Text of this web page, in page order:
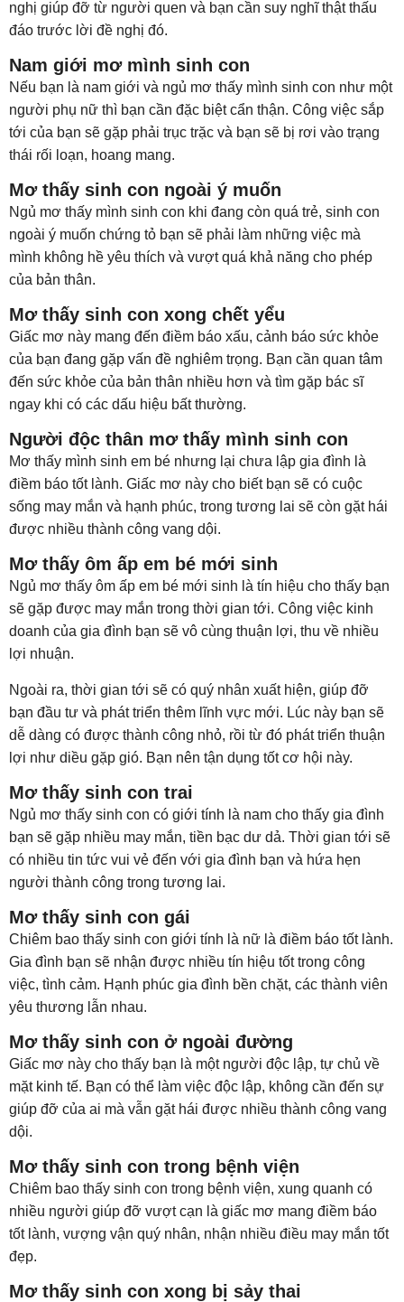
nghị giúp đỡ từ người quen và bạn cần suy nghĩ thật thấu
đáo trước lời đề nghị đó.
Nam giới mơ mình sinh con
Nếu bạn là nam giới và ngủ mơ thấy mình sinh con như một
người phụ nữ thì bạn cần đặc biệt cẩn thận. Công việc sắp
tới của bạn sẽ gặp phải trục trặc và bạn sẽ bị rơi vào trạng
thái rối loạn, hoang mang.
Mơ thấy sinh con ngoài ý muốn
Ngủ mơ thấy mình sinh con khi đang còn quá trẻ, sinh con
ngoài ý muốn chứng tỏ bạn sẽ phải làm những việc mà
mình không hề yêu thích và vượt quá khả năng cho phép
của bản thân.
Mơ thấy sinh con xong chết yểu
Giấc mơ này mang đến điềm báo xấu, cảnh báo sức khỏe
của bạn đang gặp vấn đề nghiêm trọng. Bạn cần quan tâm
đến sức khỏe của bản thân nhiều hơn và tìm gặp bác sĩ
ngay khi có các dấu hiệu bất thường.
Người độc thân mơ thấy mình sinh con
Mơ thấy mình sinh em bé nhưng lại chưa lập gia đình là
điềm báo tốt lành. Giấc mơ này cho biết bạn sẽ có cuộc
sống may mắn và hạnh phúc, trong tương lai sẽ còn gặt hái
được nhiều thành công vang dội.
Mơ thấy ôm ấp em bé mới sinh
Ngủ mơ thấy ôm ấp em bé mới sinh là tín hiệu cho thấy bạn
sẽ gặp được may mắn trong thời gian tới. Công việc kinh
doanh của gia đình bạn sẽ vô cùng thuận lợi, thu về nhiều
lợi nhuận.
Ngoài ra, thời gian tới sẽ có quý nhân xuất hiện, giúp đỡ
bạn đầu tư và phát triển thêm lĩnh vực mới. Lúc này bạn sẽ
dễ dàng có được thành công nhỏ, rồi từ đó phát triển thuận
lợi như diều gặp gió. Bạn nên tận dụng tốt cơ hội này.
Mơ thấy sinh con trai
Ngủ mơ thấy sinh con có giới tính là nam cho thấy gia đình
bạn sẽ gặp nhiều may mắn, tiền bạc dư dả. Thời gian tới sẽ
có nhiều tin tức vui vẻ đến với gia đình bạn và hứa hẹn
người thành công trong tương lai.
Mơ thấy sinh con gái
Chiêm bao thấy sinh con giới tính là nữ là điềm báo tốt lành.
Gia đình bạn sẽ nhận được nhiều tín hiệu tốt trong công
việc, tình cảm. Hạnh phúc gia đình bền chặt, các thành viên
yêu thương lẫn nhau.
Mơ thấy sinh con ở ngoài đường
Giấc mơ này cho thấy bạn là một người độc lập, tự chủ về
mặt kinh tế. Bạn có thể làm việc độc lập, không cần đến sự
giúp đỡ của ai mà vẫn gặt hái được nhiều thành công vang
dội.
Mơ thấy sinh con trong bệnh viện
Chiêm bao thấy sinh con trong bệnh viện, xung quanh có
nhiều người giúp đỡ vượt cạn là giấc mơ mang điềm báo
tốt lành, vượng vận quý nhân, nhận nhiều điều may mắn tốt
đẹp.
Mơ thấy sinh con xong bị sảy thai